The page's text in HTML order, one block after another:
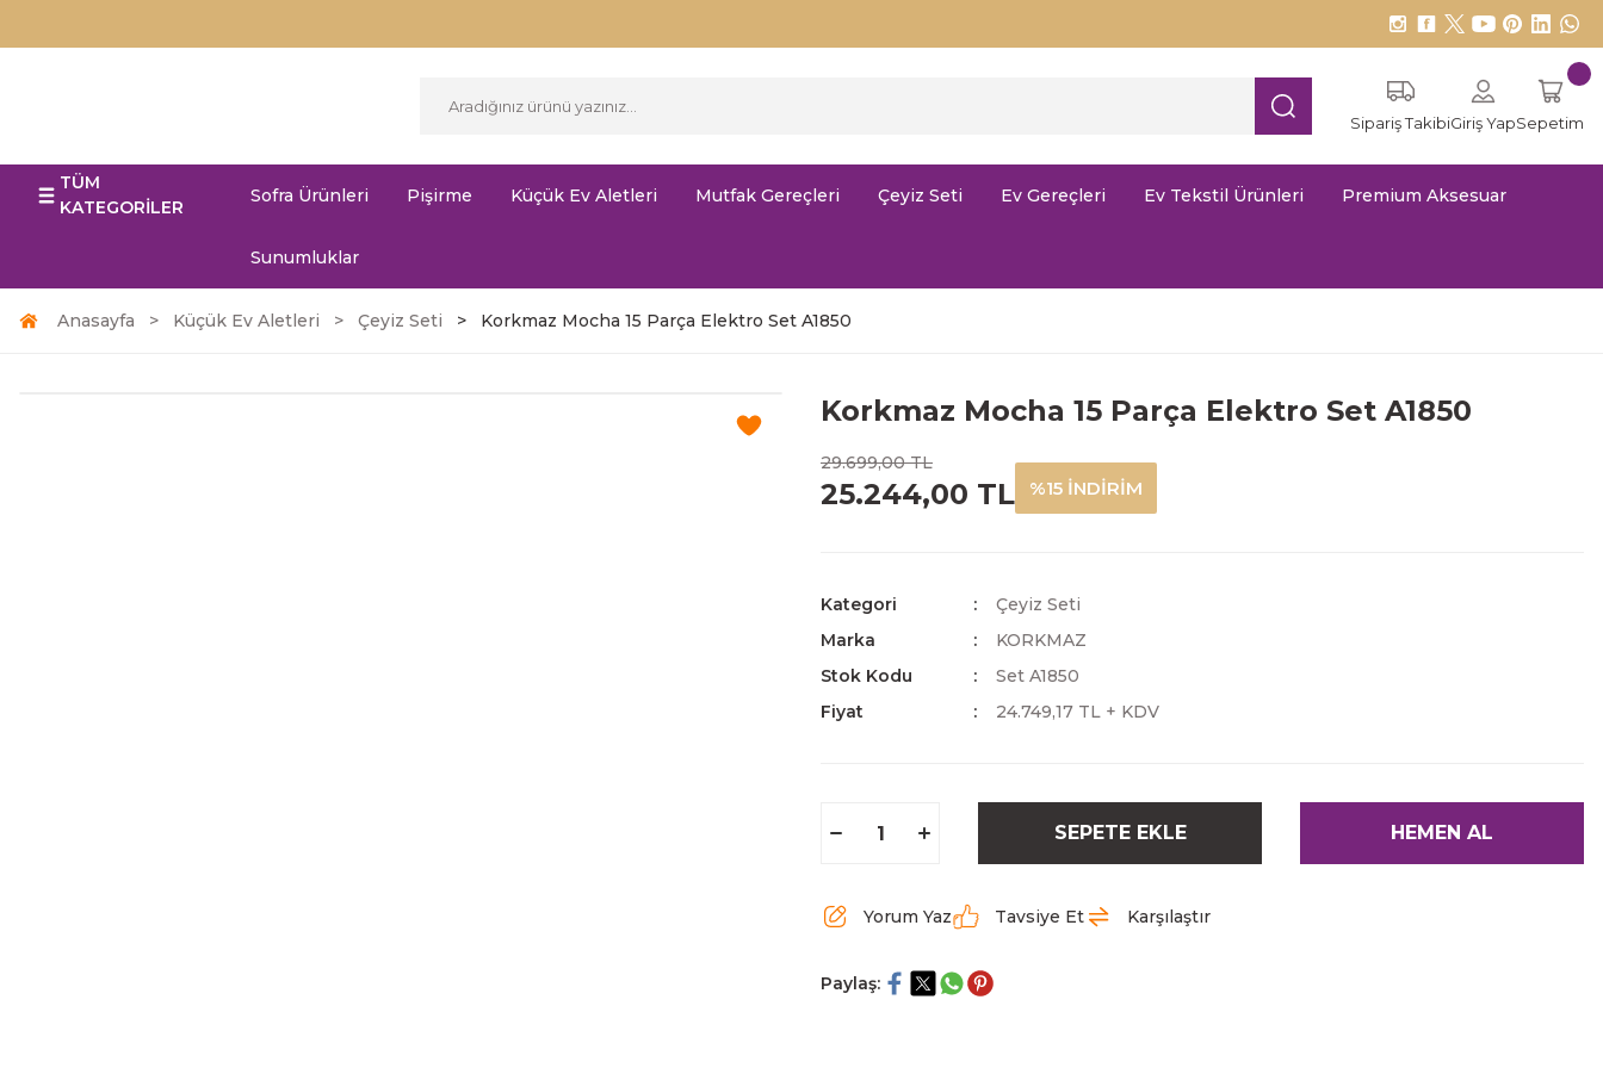
Sipariş TakibiGiriş YapSepetim
TÜM
KATEGORİLER
Sofra Ürünleri Pişirme Küçük Ev Aletleri Mutfak Gereçleri Çeyiz Seti Ev Gereçleri Ev Tekstil Ürünleri Premium Aksesuar
Sunumluklar
Anasayfa Küçük Ev Aletleri Çeyiz Seti Korkmaz Mocha 15 Parça Elektro Set A1850
Korkmaz Mocha 15 Parça Elektro Set A1850
29.699,00 TL
25.244,00 TL %15 İNDİRİM
Kategori
Çeyiz Seti
Marka
KORKMAZ
Stok Kodu
Set A1850
Fiyat
24.749,17 TL + KDV
SEPETE EKLE HEMEN AL
Yorum Yaz Tavsiye Et Karşılaştır
Paylaş: